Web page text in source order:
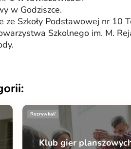
w Godziszce.
Szkoły Podstawowej nr 10
Szkolnego im. M.
Rozrywka//
Klub gier